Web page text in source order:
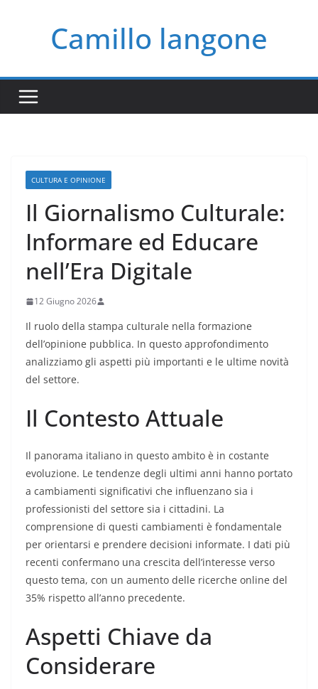
contenutoCamillo langone
CULTURA E OPINIONE
Il Giornalismo Culturale:
Informare ed Educare
nell’Era Digitale
12 Giugno 2026
Il ruolo della stampa culturale nella formazione
dell’opinione pubblica. In questo approfondimento
analizziamo gli aspetti più importanti e le ultime novità
del settore.
Il Contesto Attuale
Il panorama italiano in questo ambito è in costante
evoluzione. Le tendenze degli ultimi anni hanno portato
a cambiamenti significativi che influenzano sia i
professionisti del settore sia i cittadini. La
comprensione di questi cambiamenti è fondamentale
per orientarsi e prendere decisioni informate. I dati più
recenti confermano una crescita dell’interesse verso
questo tema, con un aumento delle ricerche online del
35% rispetto all’anno precedente.
Aspetti Chiave da
Considerare